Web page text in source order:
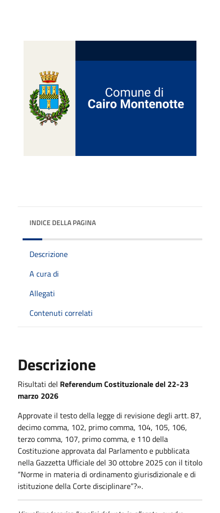
INDICE DELLA PAGINA
Descrizione
A cura di
Allegati
Contenuti correlati
Descrizione
Risultati del Referendum Costituzionale del 22-23
marzo 2026
Approvate il testo della legge di revisione degli artt. 87,
decimo comma, 102, primo comma, 104, 105, 106,
terzo comma, 107, primo comma, e 110 della
Costituzione approvata dal Parlamento e pubblicata
nella Gazzetta Ufficiale del 30 ottobre 2025 con il titolo
“Norme in materia di ordinamento giurisdizionale e di
istituzione della Corte disciplinare”?».